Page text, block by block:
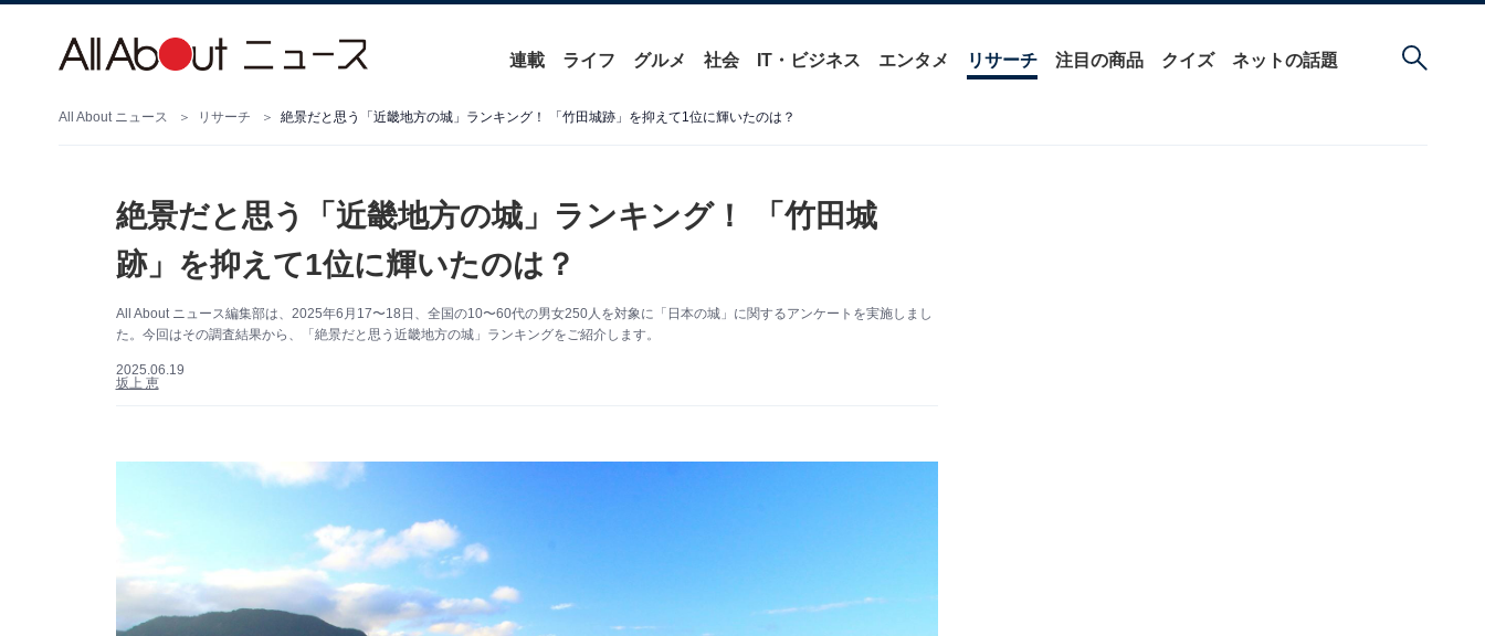
連載 ライフ グルメ 社会 IT・ビジネス エンタメ リサーチ 注目の商品 クイズ ネットの話題
All About ニュース リサーチ 絶景だと思う「近畿地方の城」ランキング！ 「竹田城跡」を抑えて1位に輝いたのは？
絶景だと思う「近畿地方の城」ランキング！ 「竹田城
跡」を抑えて1位に輝いたのは？
All About ニュース編集部は、2025年6月17〜18日、全国の10〜60代の男女250人を対象に「日本の城」に関するアンケートを実施しまし
た。今回はその調査結果から、「絶景だと思う近畿地方の城」ランキングをご紹介します。
2025.06.19
坂上 恵